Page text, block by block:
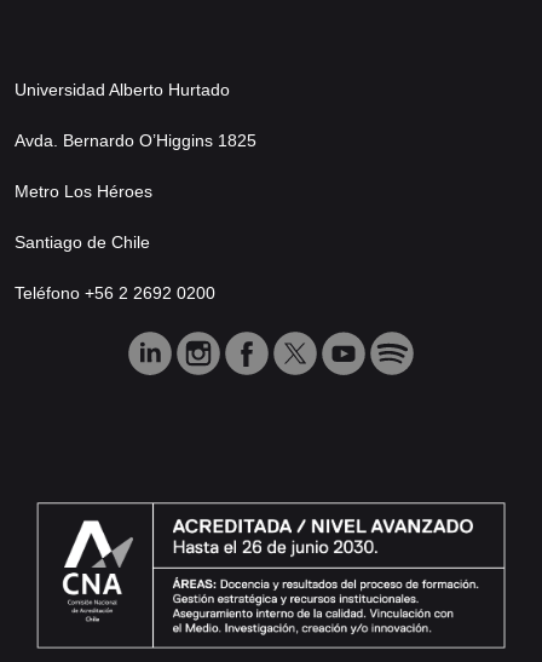
Universidad Alberto Hurtado
Avda. Bernardo O’Higgins 1825
Metro Los Héroes
Santiago de Chile
Teléfono +56 2 2692 0200